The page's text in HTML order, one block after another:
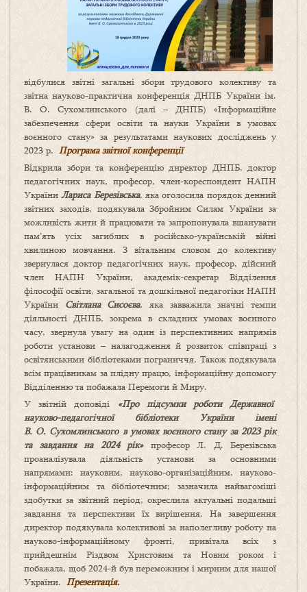
відбулися звітні загальні збори трудового колективу та
звітна науково-практична конференція ДНПБ України ім.
В. О. Сухомлинського (далі – ДНПБ) «Інформаційне
забезпечення сфери освіти та науки України в умовах
воєнного стану» за результатами наукових досліджень у
2023 р. Програма звітної конференції
Відкрила збори та конференцію директор ДНПБ, доктор
педагогічних наук, професор, член-кореспондент НАПН
УкраїниЛариса Березівська, яка оголосила порядок денний
звітних заходів, подякувала Збройним Силам України за
можливість жити й працювати та запропонувала вшанувати
пам’ять усіх загиблих в російсько-українській війні
хвилиною мовчання. З вітальним словом до колективу
звернулася доктор педагогічних наук, професор, дійсний
член НАПН України, академік-секретар Відділення
філософії освіти, загальної та дошкільної педагогіки НАПН
України Світлана Сисоєва, яка завважила значні темпи
діяльності ДНПБ, зокрема в складних умовах воєнного
часу, звернула увагу на один із перспективних напрямів
роботи установи – налагодження й розвиток співпраці з
освітянськими бібліотеками пограниччя. Також подякувала
всім працівникам за плідну працю, інформаційну допомогу
Відділенню та побажала Перемоги й Миру.
У звітній доповіді «Про підсумки роботи Державної
науково-педагогічної бібліотеки України імені
В. О. Сухомлинського в умовах воєнного стану за 2023 рік
та завдання на 2024 рік» професор Л. Д. Березівська
проаналізувала діяльність установи за основними
напрямами: науковим, науково-організаційним, науково-
інформаційним та бібліотечним; зазначила найвагоміші
здобутки за звітний період, окреслила актуальні подальші
завдання та перспективи їх вирішення. На завершення
директор подякувала колективові за наполегливу роботу на
науково-інформаційному фронті, привітала всіх з
прийдешнім Різдвом Христовим та Новим роком і
побажала, щоб 2024-й був переможним і мирним для нашої
України. Презентація.